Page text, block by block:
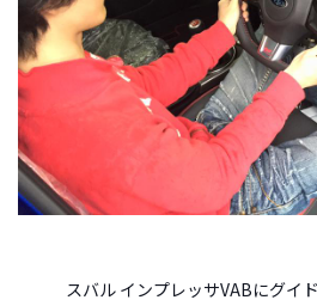
スバル インプレッサVABにグイ